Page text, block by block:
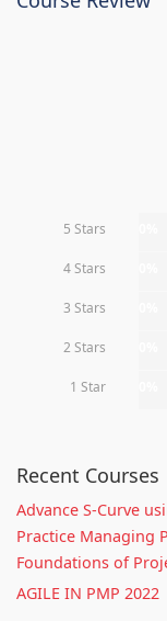
5 Stars
4 Stars
3 Stars
2 Stars
1 Star
Recent Courses
Advance S-Curve
Practice Managing
Foundations of
AGILE IN PMP 2022